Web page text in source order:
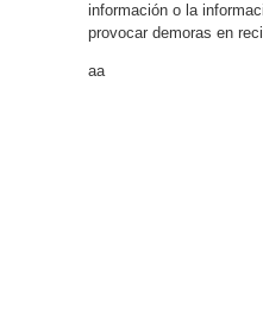
información o la
provocar demoras en
aa